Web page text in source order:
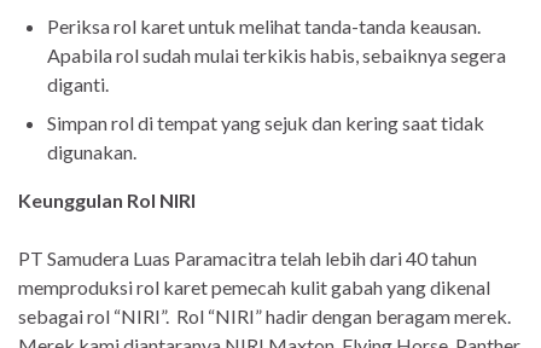
Periksa rol karet untuk melihat tanda-tanda keausan.
Apabila rol sudah mulai terkikis habis, sebaiknya segera
diganti.
Simpan rol di tempat yang sejuk dan kering saat tidak
digunakan.
Keunggulan Rol NIRI
PT Samudera Luas Paramacitra telah lebih dari 40 tahun
memproduksi rol karet pemecah kulit gabah yang dikenal
sebagai rol “NIRI”. Rol “NIRI” hadir dengan beragam merek.